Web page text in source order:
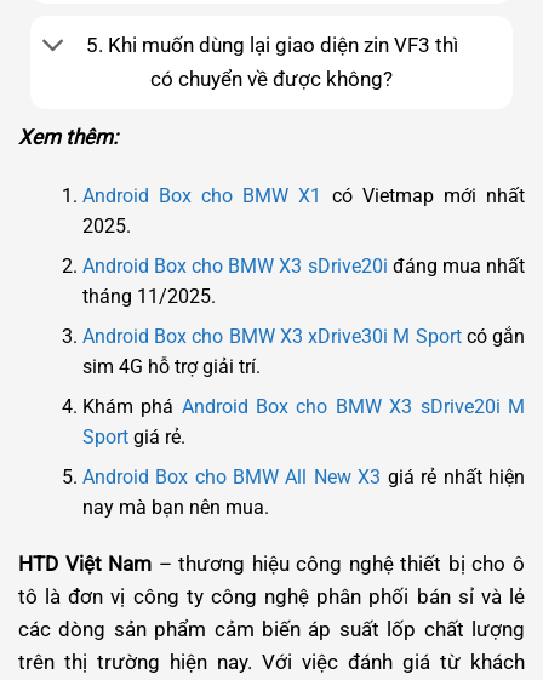
5. Khi muốn dùng lại giao diện zin VF3 thì
có chuyển về được không?
Xem thêm:
Android Box cho BMW X1
có Vietmap mới nhất
2025.
Android Box cho BMW X3 sDrive20i đáng mua nhất
tháng 11/2025.
Android Box cho BMW X3 xDrive30i M Sportcó gắn
sim 4G hỗ trợ giải trí.
Khám phá Android Box cho BMW X3 sDrive20i M
Sportgiá rẻ.
Android Box cho BMW All New X3 giá rẻ nhất hiện
nay mà bạn nên mua.
HTD Việt Nam – thương hiệu công nghệ thiết bị cho ô
tô là đơn vị công ty công nghệ phân phối bán sỉ và lẻ
các dòng sản phẩm cảm biến áp suất lốp chất lượng
trên thị trường hiện nay. Với việc đánh giá từ khách